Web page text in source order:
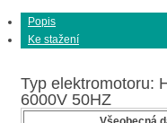
Popis
Ke stažení
Typ elektromotoru:
6000V 50HZ